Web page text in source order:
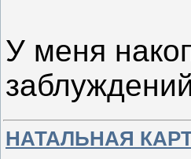
У меня
НАТАЛЬНАЯ